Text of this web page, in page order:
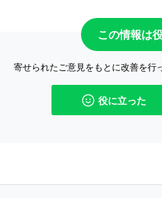
この情報は
寄せられたご意見をもとに改善を行
役に立った